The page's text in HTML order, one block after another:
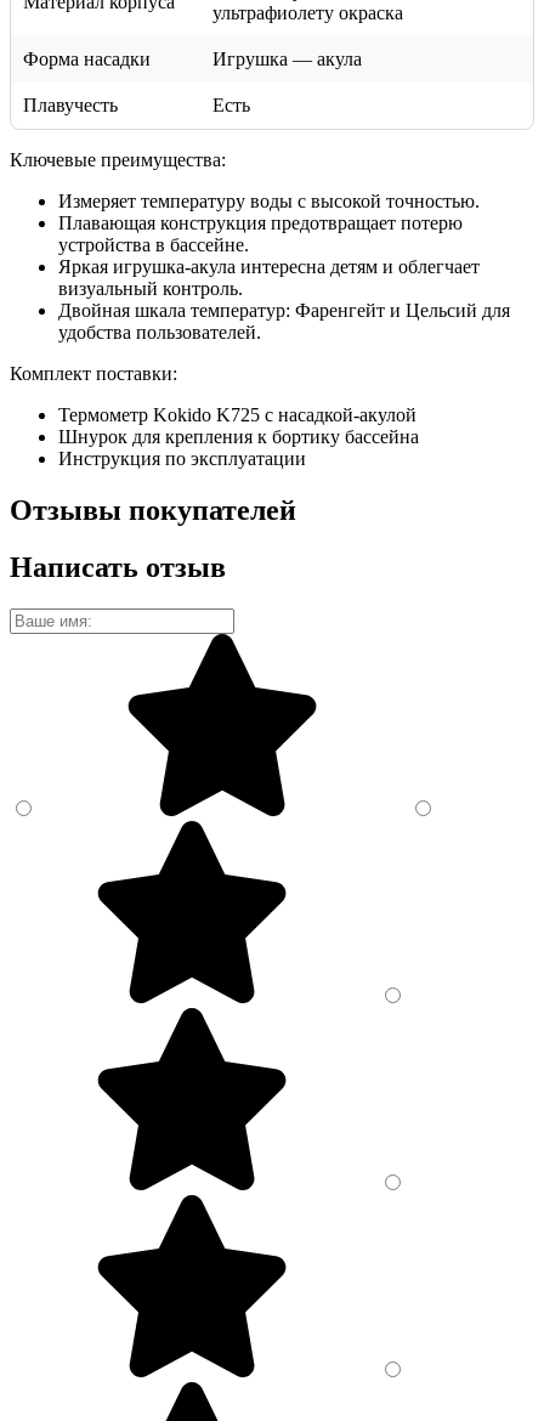
ультрафиолету окраска
Форма насадки Игрушка — акула
Плавучесть Есть
Ключевые преимущества:
Измеряет температуру воды с высокой точностью.
Плавающая конструкция предотвращает потерю
устройства в бассейне.
Яркая игрушка-акула интересна детям и облегчает
визуальный контроль.
Двойная шкала температур: Фаренгейт и Цельсий для
удобства пользователей.
Комплект поставки:
Термометр Kokido K725 с насадкой-акулой
Шнурок для крепления к бортику бассейна
Инструкция по эксплуатации
Отзывы покупателей
Написать отзыв